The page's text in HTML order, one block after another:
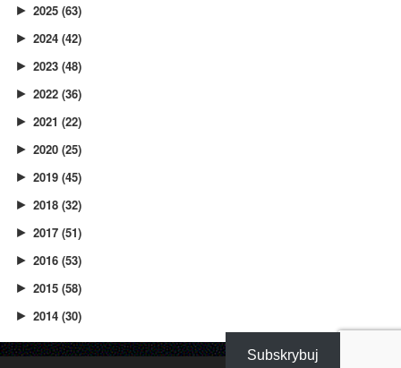
► 2025 (63)
► 2024 (42)
► 2023 (48)
► 2022 (36)
► 2021 (22)
► 2020 (25)
► 2019 (45)
► 2018 (32)
► 2017 (51)
► 2016 (53)
► 2015 (58)
► 2014 (30)
Subskrybuj